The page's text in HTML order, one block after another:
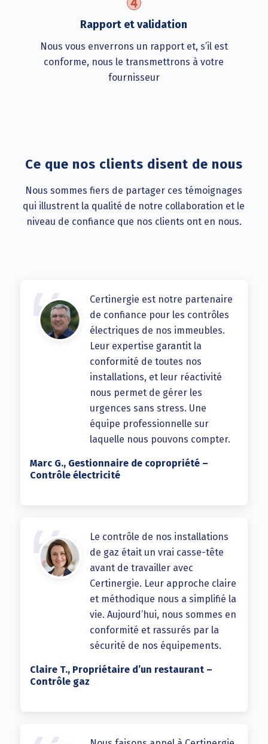
Rapport et validation
Nous vous enverrons un rapport et, s’il est
conforme, nous le transmettrons à votre
fournisseur
Ce que nos clients disent de nous
Nous sommes fiers de partager ces témoignages
qui illustrent la qualité de notre collaboration et le
niveau de confiance que nos clients ont en nous.
Certinergie est notre partenaire
de confiance pour les contrôles
électriques de nos immeubles.
Leur expertise garantit la
conformité de toutes nos
installations, et leur réactivité
nous permet de gérer les
urgences sans stress. Une
équipe professionnelle sur
laquelle nous pouvons compter.
Marc G., Gestionnaire de copropriété –
Contrôle électricité
Le contrôle de nos installations
de gaz était un vrai casse-tête
avant de travailler avec
Certinergie. Leur approche claire
et méthodique nous a simplifié la
vie. Aujourd’hui, nous sommes en
conformité et rassurés par la
sécurité de nos équipements.
Claire T., Propriétaire d’un restaurant –
Contrôle gaz